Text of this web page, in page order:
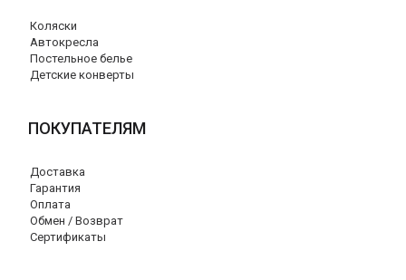
Коляски
Автокресла
Постельное белье
Детские конверты
ПОКУПАТЕЛЯМ
Доставка
Гарантия
Оплата
Обмен / Возврат
Сертификаты